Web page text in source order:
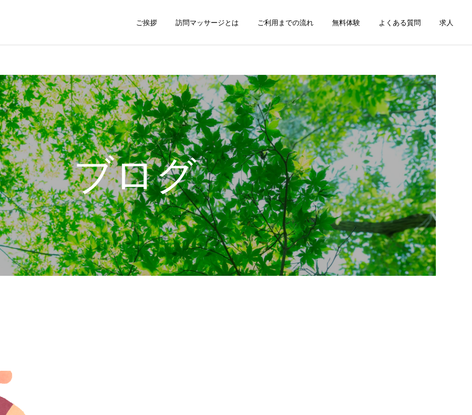
ご挨拶 訪問マッサージとは ご利用までの流れ 無料体験 よくある質問 求人
ブログ